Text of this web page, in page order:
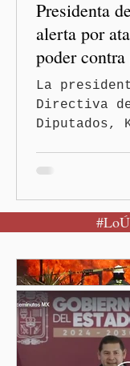
Presidenta
alerta por
poder
México
La
Directiva
Diputados,
normalicen
contra
señalar
expresión
de manera
convertirse